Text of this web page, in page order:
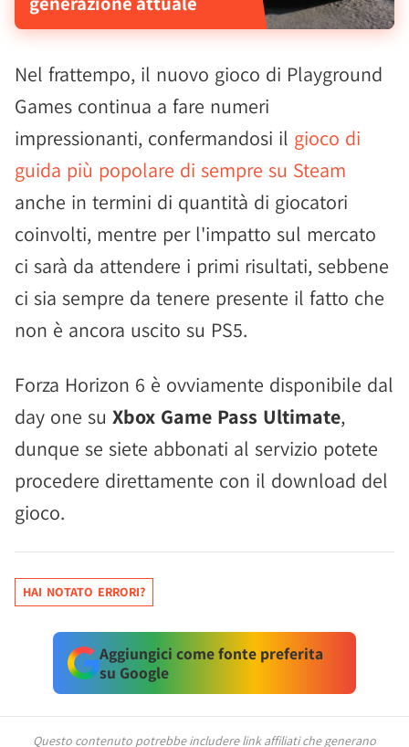
Nel frattempo, il nuovo gioco di Playground
Games continua a fare numeri
impressionanti, confermandosi il gioco di
guida più popolare di sempre su Steam
anche in termini di quantità di giocatori
coinvolti, mentre per l'impatto sul mercato
ci sarà da attendere i primi risultati, sebbene
ci sia sempre da tenere presente il fatto che
non è ancora uscito su PS5.
Forza Horizon 6 è ovviamente disponibile dal
day one su Xbox Game Pass Ultimate,
dunque se siete abbonati al servizio potete
procedere direttamente con il download del
gioco.
HAI NOTATO ERRORI?
Aggiungici come fonte preferita
su Google
Questo contenuto potrebbe includere link affiliati che generano